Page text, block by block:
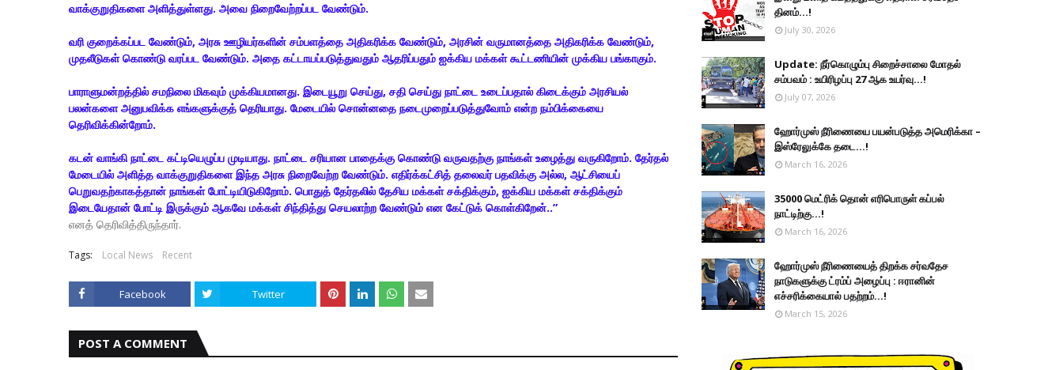
வாக்குறுதிகளை அளித்துள்ளது. அவை நிறைவேற்றப்பட வேண்டும்.
வரி குறைக்கப்பட வேண்டும், அரசு ஊழியர்களின் சம்பளத்தை அதிகரிக்க வேண்டும், அரசின் வருமானத்தை அதிகரிக்க வேண்டும்,
முதலீடுகள் கொண்டு வரப்பட வேண்டும். அதை கட்டாயப்படுத்துவதும் ஆதரிப்பதும் ஐக்கிய மக்கள் கூட்டணியின் முக்கிய பங்காகும்.
பாராளுமன்றத்தில் சமநிலை மிகவும் முக்கியமானது. இடையூறு செய்து, சதி செய்து நாட்டை உடைப்பதால் கிடைக்கும் அரசியல்
பலன்களை அனுபவிக்க எங்களுக்குத் தெரியாது. மேடையில் சொன்னதை நடைமுறைப்படுத்துவோம் என்ற நம்பிக்கையை
தெரிவிக்கின்றோம்.
கடன் வாங்கி நாட்டை கட்டியெழுப்ப முடியாது. நாட்டை சரியான பாதைக்கு கொண்டு வருவதற்கு நாங்கள் உழைத்து வருகிறோம். தேர்தல்
மேடையில் அளித்த வாக்குறுதிகளை இந்த அரசு நிறைவேற்ற வேண்டும். எதிர்க்கட்சித் தலைவர் பதவிக்கு அல்ல, ஆட்சியைப்
பெறுவதற்காகத்தான் நாங்கள் போட்டியிடுகிறோம். பொதுத் தேர்தலில் தேசிய மக்கள் சக்திக்கும், ஐக்கிய மக்கள் சக்திக்கும்
இடையேதான் போட்டி இருக்கும் ஆகவே மக்கள் சிந்தித்து செயலாற்ற வேண்டும் என கேட்டுக் கொள்கிறேன்..”
எனத் தெரிவித்திருந்தார்.
Tags: Local News Recent
Facebook Twitter
POST A COMMENT
தினம்...!
July 30, 2026
Update: நீர்கொழும்பு சிறைச்சாலை மோதல்
சம்பவம் : உயிரிழப்பு 27 ஆக உயர்வு...!
July 07, 2026
ஹோர்முஸ் நீரிணையை பயன்படுத்த அமெரிக்கா –
இஸ்ரேலுக்கே தடை...!
March 16, 2026
35000 மெட்ரிக் தொன் எரிபொருள் கப்பல்
நாட்டிற்கு...!
March 16, 2026
ஹோர்முஸ் நீரிணையைத் திறக்க சர்வதேச
நாடுகளுக்கு ட்ரம்ப் அழைப்பு : ஈரானின்
எச்சரிக்கையால் பதற்றம்...!
March 15, 2026